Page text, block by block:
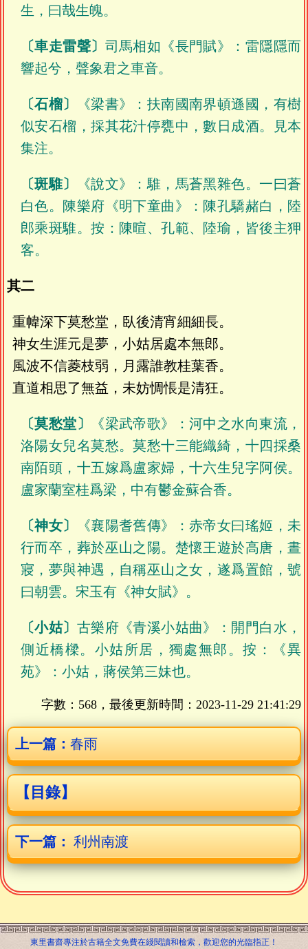
生，曰哉生魄。
〔車走雷聲〕 司馬相如《長門賦》：雷隱隱而
響起兮，聲象君之車音。
〔石榴〕
《梁書》：扶南國南界頓遜國，有樹
似安石榴，採其花汁停甕中，數日成酒。見本
集注。
〔斑騅〕
《說文》：騅，馬蒼黑雜色。一曰蒼
白色。陳樂府《明下童曲》：陳孔驕赭白，陸
郎乘斑騅。按：陳暄、孔範、陸瑜，皆後主狎
客。
其二
重幃深下莫愁堂，臥後清宵細細長。
神女生涯元是夢，小姑居處本無郎。
風波不信菱枝弱，月露誰教桂葉香。
直道相思了無益，未妨惆悵是清狂。
〔莫愁堂〕
《梁武帝歌》：河中之水向東流，
洛陽女兒名莫愁。莫愁十三能織綺，十四採桑
南陌頭，十五嫁爲盧家婦，十六生兒字阿侯。
盧家蘭室桂爲梁，中有鬱金蘇合香。
〔神女〕
《襄陽耆舊傳》：赤帝女曰瑤姬，未
行而卒，葬於巫山之陽。楚懷王遊於高唐，晝
寢，夢與神遇，自稱巫山之女，遂爲置館，號
曰朝雲。宋玉有《神女賦》。
〔小姑〕 古樂府《青溪小姑曲》：開門白水，
側近橋樑。小姑所居，獨處無郎。按：《異
苑》：小姑，蔣侯第三妹也。
字數：568，最後更新時間： 2023-11-29 21:41:29
上一篇： 春雨
【目錄】
下一篇： 利州南渡
東里書齋專注於古籍全文免費在綫閱讀和檢索，歡迎您的光臨指正！